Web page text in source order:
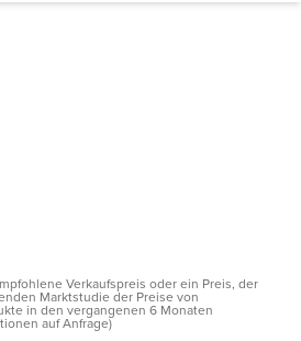
Verkaufspreis oder ein Preis, der
Marktstudie der Preise von
in den vergangenen 6 Monaten
auf Anfrage)